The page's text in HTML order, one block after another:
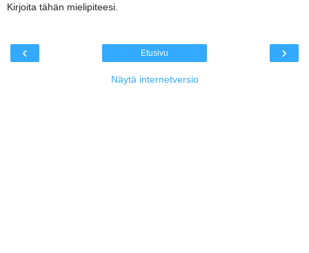
Kirjoita tähän mielipiteesi.
‹ ›
Etusivu
Näytä internetversio